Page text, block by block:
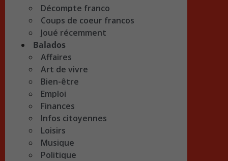
Décompte franco
Coups de coeur francos
Joué récemment
Balados
Affaires
Art de vivre
Bien-être
Emploi
Finances
Infos citoyennes
Loisirs
Musique
Politique